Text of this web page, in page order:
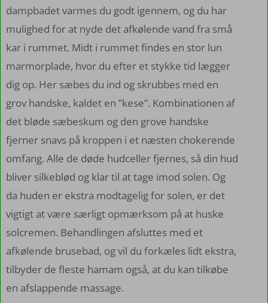
dampbadet varmes du godt igennem, og du har
mulighed for at nyde det afkølende vand fra små
kar i rummet. Midt i rummet findes en stor lun
marmorplade, hvor du efter et stykke tid lægger
dig op. Her sæbes du ind og skrubbes med en
grov handske, kaldet en ”kese”. Kombinationen af
det bløde sæbeskum og den grove handske
fjerner snavs på kroppen i et næsten chokerende
omfang. Alle de døde hudceller fjernes, så din hud
bliver silkeblød og klar til at tage imod solen. Og
da huden er ekstra modtagelig for solen, er det
vigtigt at være særligt opmærksom på at huske
solcremen. Behandlingen afsluttes med et
afkølende brusebad, og vil du forkæles lidt ekstra,
tilbyder de fleste hamam også, at du kan tilkøbe
en afslappende massage.